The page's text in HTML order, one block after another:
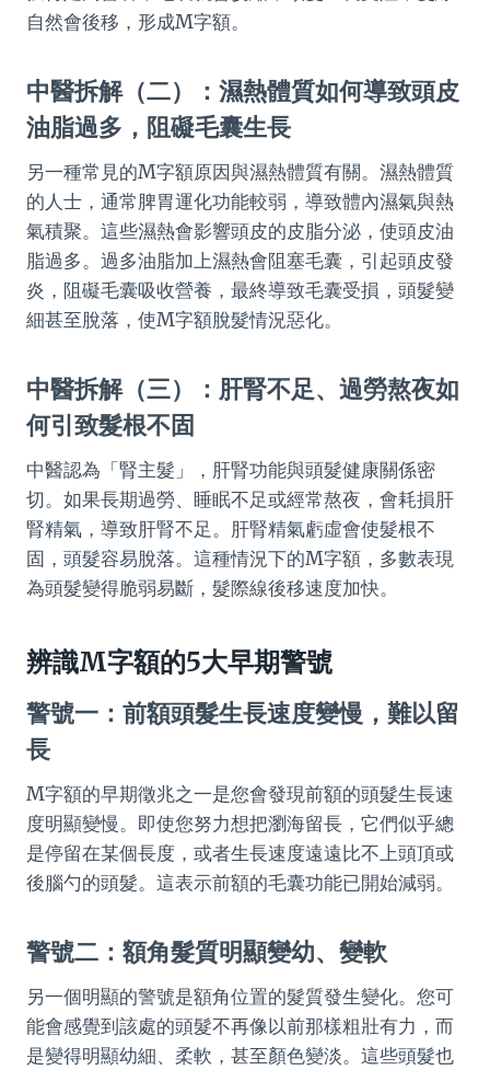
自然會後移，形成M字額。
中醫拆解（二）：濕熱體質如何導致頭皮
油脂過多，阻礙毛囊生長
另一種常見的M字額原因與濕熱體質有關。濕熱體質
的人士，通常脾胃運化功能較弱，導致體內濕氣與熱
氣積聚。這些濕熱會影響頭皮的皮脂分泌，使頭皮油
脂過多。過多油脂加上濕熱會阻塞毛囊，引起頭皮發
炎，阻礙毛囊吸收營養，最終導致毛囊受損，頭髮變
細甚至脫落，使M字額脫髮情況惡化。
中醫拆解（三）：肝腎不足、過勞熬夜如
何引致髮根不固
中醫認為「腎主髮」，肝腎功能與頭髮健康關係密
切。如果長期過勞、睡眠不足或經常熬夜，會耗損肝
腎精氣，導致肝腎不足。肝腎精氣虧虛會使髮根不
固，頭髮容易脫落。這種情況下的M字額，多數表現
為頭髮變得脆弱易斷，髮際線後移速度加快。
辨識M字額的5大早期警號
警號一：前額頭髮生長速度變慢，難以留
長
M字額的早期徵兆之一是您會發現前額的頭髮生長速
度明顯變慢。即使您努力想把瀏海留長，它們似乎總
是停留在某個長度，或者生長速度遠遠比不上頭頂或
後腦勺的頭髮。這表示前額的毛囊功能已開始減弱。
警號二：額角髮質明顯變幼、變軟
另一個明顯的警號是額角位置的髮質發生變化。您可
能會感覺到該處的頭髮不再像以前那樣粗壯有力，而
是變得明顯幼細、柔軟，甚至顏色變淡。這些頭髮也